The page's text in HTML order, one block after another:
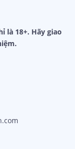
là 18+. Hãy giao